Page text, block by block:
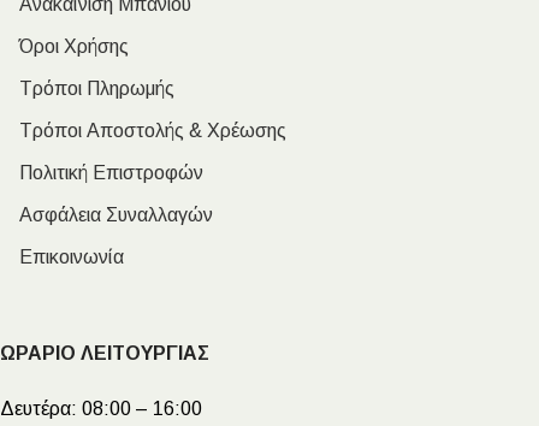
Όροι Χρήσης
Τρόποι Πληρωμής
Τρόποι Αποστολής & Χρέωσης
Πολιτική Επιστροφών
Ασφάλεια Συναλλαγών
Επικοινωνία
ΩΡΑΡΙΟ ΛΕΙΤΟΥΡΓΙΑΣ
Δευτέρα: 08:00 – 16:00